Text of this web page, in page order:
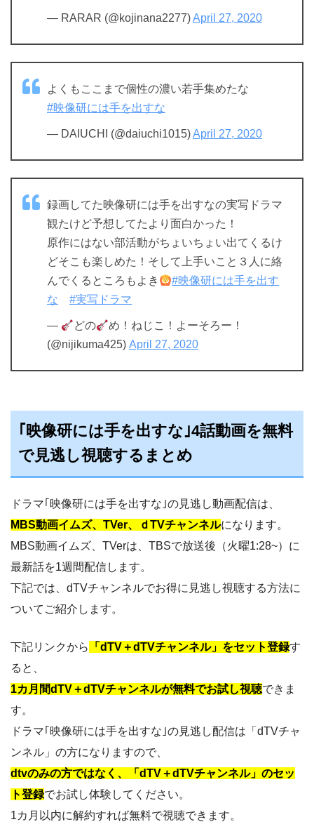
— RARAR (@kojinana2277)April 27, 2020
よくもここまで個性の濃い若手集めたな
#映像研には手を出すな
— DAIUCHI (@daiuchi1015)April 27, 2020
録画してた映像研には手を出すなの実写ドラマ
観たけど予想してたより面白かった！
原作にはない部活動がちょいちょい出てくるけ
どそこも楽しめた！そして上手いこと３人に絡
んでくるところもよき
#映像研には手を出す
な
#実写ドラマ
— どの
め！ねじこ！よーそろー！
(@nijikuma425) April 27, 2020
｢映像研には手を出すな｣4話動画を無料
で見逃し視聴するまとめ
ドラマ｢映像研には手を出すな｣の見逃し動画配信は、
MBS動画イムズ、TVer、ｄTVチャンネルになります。
MBS動画イムズ、TVerは、TBSで放送後（火曜1:28~）に
最新話を1週間配信します。
下記では、dTVチャンネルでお得に見逃し視聴する方法に
ついてご紹介します。
下記リンクから 「dTV＋dTVチャンネル」をセット登録す
ると、
1カ月間dTV＋dTVチャンネルが無料でお試し視聴できま
す。
ドラマ｢映像研には手を出すな｣の見逃し配信は「dTVチャ
ンネル」の方になりますので、
dtvのみの方ではなく、「dTV＋dTVチャンネル」のセッ
ト登録でお試し体験してください。
1カ月以内に解約すれば無料で視聴できます。